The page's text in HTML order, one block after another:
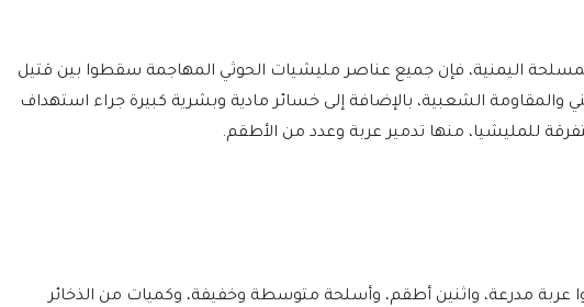
اليمنية، فإن جميع عناصر مليشيات الحوثي المهاجمة سقطوا بين قتيل
والمقاومة الشعبية، بالإضافة إلى خسائر مادية وبشرية كبيرة جراء استهداف
للمليشيا، منها تدمير عربة وعدد من الأطقم.
مدرعة، واثنين أطقم، وأسلحة متوسطة وخفيفة، وكميات من الذخائر